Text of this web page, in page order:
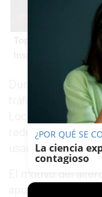
Top 2026: destinos
Inspírate y elige tu
Durante la
tráfico y se
Local como de la
reducirlo "como
usando "la
El motivo del
apunta a que el
¿POR QUÉ SE
La ciencia
contagioso